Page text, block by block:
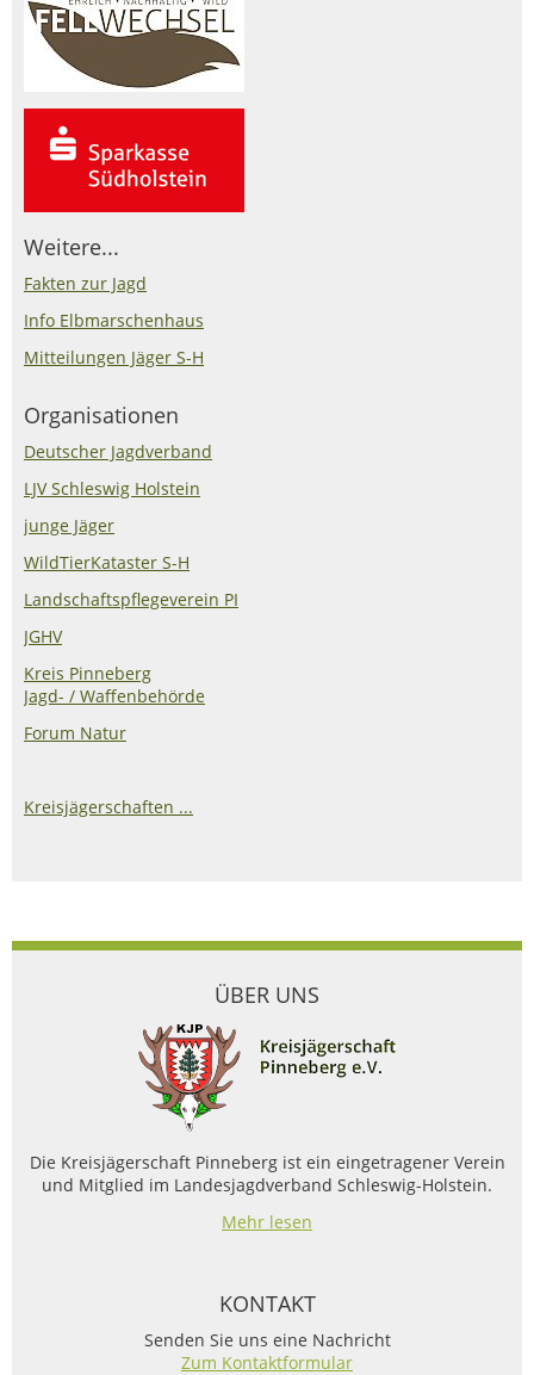
Weitere...
Fakten zur Jagd
Info Elbmarschenhaus
Mitteilungen Jäger S-H
Organisationen
Deutscher Jagdverband
LJV Schleswig Holstein
junge Jäger
WildTierKataster S-H
Landschaftspflegeverein PI
JGHV
Kreis Pinneberg
Jagd- / Waffenbehörde
Forum Natur
Kreisjägerschaften ...
ÜBER UNS
Die Kreisjägerschaft Pinneberg ist ein eingetragener Verein
und Mitglied im Landesjagdverband Schleswig-Holstein.
Mehr lesen
KONTAKT
Senden Sie uns eine Nachricht
Zum Kontaktformular